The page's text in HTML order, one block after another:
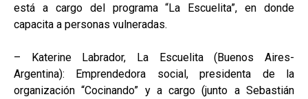
está a cargo del programa “La Escuelita”, en donde
capacita a personas vulneradas.
– Katerine Labrador, La Escuelita (Buenos Aires-
Argentina): Emprendedora social, presidenta de la
organización “Cocinando” y a cargo (junto a Sebastián